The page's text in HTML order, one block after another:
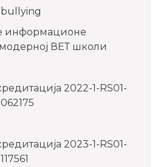
bullying
информационе
модерној ВЕТ школи
2022-1-RS01-
2023-1-RS01-